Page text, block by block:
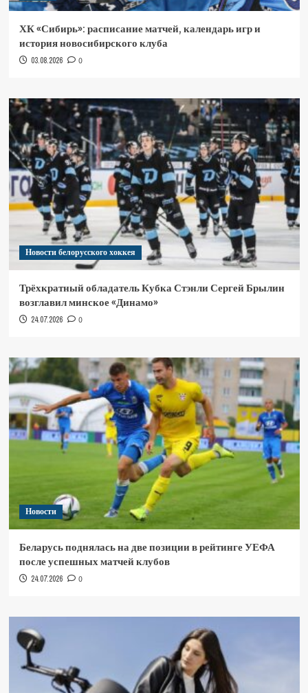
ХК «Сибирь»: расписание матчей, календарь игр и
история новосибирского клуба
03.08.2026 0
Новости белорусского хоккея
Трёхкратный обладатель Кубка Стэнли Сергей Брылин
возглавил минское «Динамо»
24.07.2026 0
Новости
Беларусь поднялась на две позиции в рейтинге УЕФА
после успешных матчей клубов
24.07.2026 0